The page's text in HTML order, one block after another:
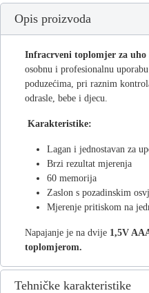
Opis proizvoda
Infracrveni toplomjer za uho
osobnu i profesionalnu
poduzećima, pri raznim
odrasle, bebe i djecu.
Karakteristike:
Lagan i jednostavan za
Brzi rezultat mjerenja
60 memorija
Zaslon s pozadinskim
Mjerenje pritiskom na
Napajanje je na dvije 1,5V
toplomjerom.
Tehničke karakteristike